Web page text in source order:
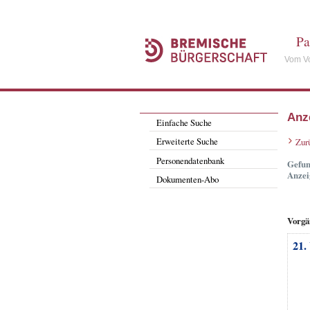
Vom
Einfache Suche
Erweiterte Suche
Personendatenbank
Dokumenten-Abo